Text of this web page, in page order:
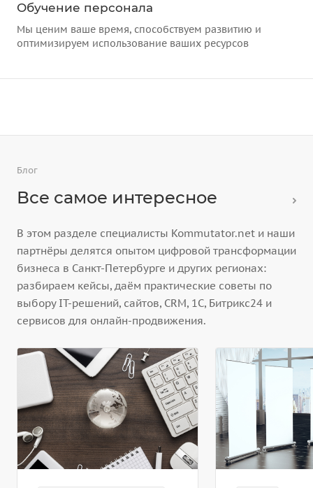
Обучение персонала
Мы ценим ваше время, способствуем развитию и
оптимизируем использование ваших ресурсов
Блог
Все самое интересное
В этом разделе специалисты Kommutator.net и наши
партнёры делятся опытом цифровой трансформации
бизнеса в Санкт-Петербурге и других регионах:
разбираем кейсы, даём практические советы по
выбору IT-решений, сайтов, CRM, 1С, Битрикс24 и
сервисов для онлайн-продвижения.